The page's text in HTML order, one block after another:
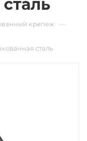
крепеж —
сталь